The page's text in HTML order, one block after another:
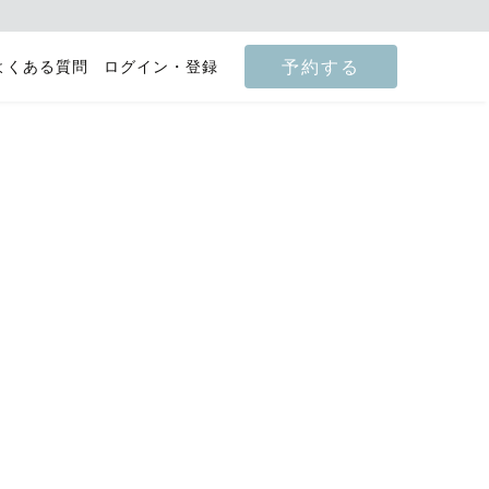
くある質問 ログイン・登録 予約する